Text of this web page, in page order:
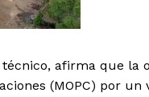
afirma que la
(MOPC) por